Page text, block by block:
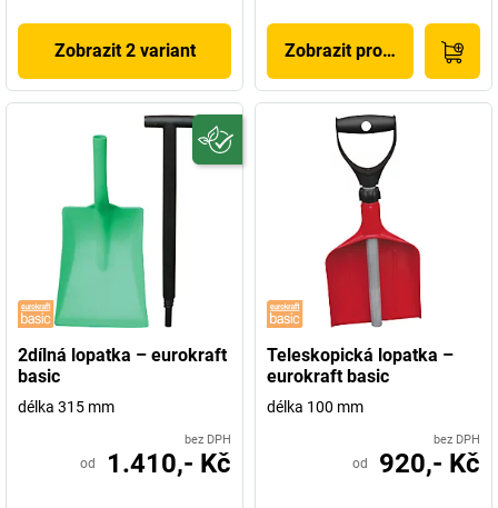
Zobrazit 2 variant Zobrazit produkt
2dílná lopatka – eurokraft
basic
délka 315 mm
bez DPH
od 1.410,- Kč
Teleskopická lopatka –
eurokraft basic
délka 100 mm
bez DPH
od 920,- Kč